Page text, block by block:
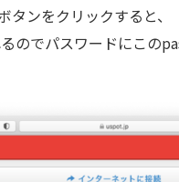
タンをクリックすると、
のでパスワードにこの